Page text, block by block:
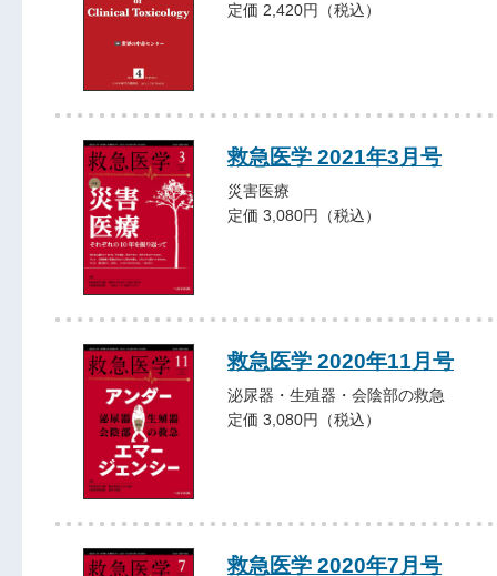
定価 2,420円（税込）
救急医学 2021年3月号
災害医療
定価 3,080円（税込）
救急医学 2020年11月号
泌尿器・生殖器・会陰部の救急
定価 3,080円（税込）
救急医学 2020年7月号